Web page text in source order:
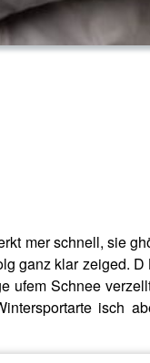
mer schnell, sie
ganz klar zeiged.
ufem Schnee
isch